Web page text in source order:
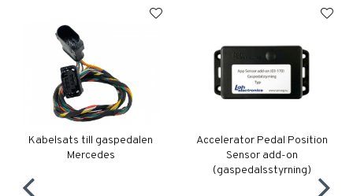
Kabelsats till gaspedalen
Mercedes
Accelerator Pedal Position
Sensor add-on
(gaspedalsstyrning)